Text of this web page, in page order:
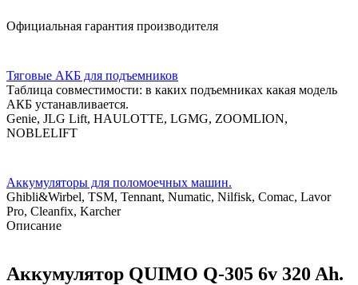
Официальная гарантия производителя
Тяговые АКБ для подъемников
Таблица совместимости: в каких подъемниках какая модель
АКБ устанавливается.
Genie, JLG Lift, HAULOTTE, LGMG, ZOOMLION,
NOBLELIFT
Аккумуляторы для поломоечных машин.
Ghibli&Wirbel, TSM, Tennant, Numatic, Nilfisk, Comac, Lavor
Pro, Cleanfix, Karcher
Описание
Аккумулятор QUIMO Q-305 6v 320 Ah.